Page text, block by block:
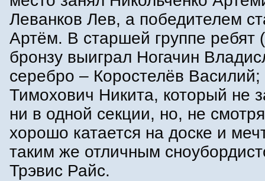
Леванков Лев, а победителем
Артём. В старшей группе ребят
бронзу выиграл Ногачин
серебро – Коростелёв Василий;
Тимохович Никита, который не
ни в одной секции, но, не
хорошо катается на доске и
таким же отличным
Трэвис Райс.